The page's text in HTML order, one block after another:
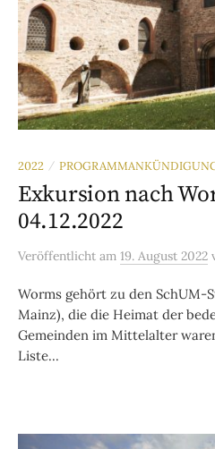
2022 /
Exkursion nach
04.12.2022
Veröffentlicht am 19. August 2022
Worms gehört zu den SchUM-
Mainz), die die Heimat der
Gemeinden im Mittelalter
Liste...